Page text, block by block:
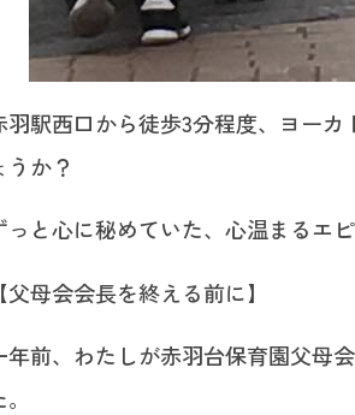
羽駅西口から徒歩3分程度、ヨー
うか？
っと心に秘めていた、心温まるエ
【父母会会長を終える前に】
年前、わたしが赤羽台保育園父母